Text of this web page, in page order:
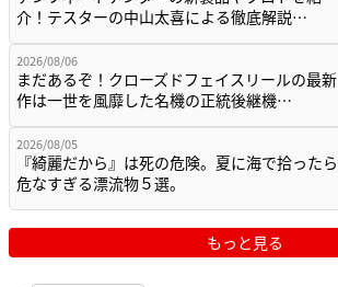
介！テスターの中山太喜による徹底解説…
2026/08/06
まだあるぞ！クローズドフェイスリールの最新
作は一世を風靡した名機の正統後継機…
2026/08/05
『綺麗だから』は死の危険。夏に海で拾ったら
危なすぎる漂流物５選。
もっと見る